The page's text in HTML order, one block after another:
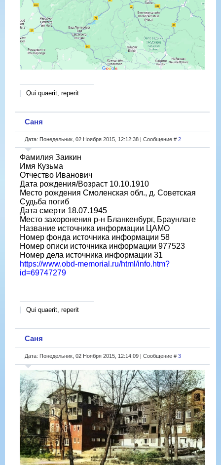
Qui quaerit, reperit
Саня
Дата: Понедельник, 02 Ноября 2015, 12:12:38 | Сообщение # 2
Фамилия Заикин
Имя Кузьма
Отчество Иванович
Дата рождения/Возраст 10.10.1910
Место рождения Смоленская обл., д. Советская
Судьба погиб
Дата смерти 18.07.1945
Место захоронения р-н Бланкенбург, Браунлаге
Название источника информации ЦАМО
Номер фонда источника информации 58
Номер описи источника информации 977523
Номер дела источника информации 31
https://www.obd-memorial.ru/html/info.htm?
id=69747279
Qui quaerit, reperit
Саня
Дата: Понедельник, 02 Ноября 2015, 12:14:09 | Сообщение # 3